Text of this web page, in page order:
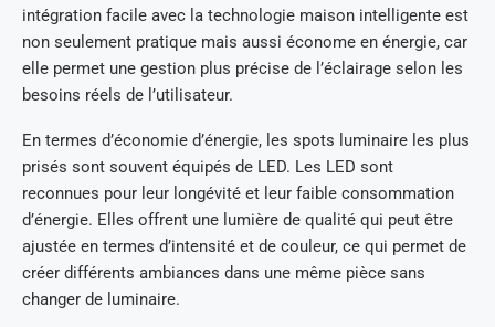
intégration facile avec la technologie maison intelligente est
non seulement pratique mais aussi économe en énergie, car
elle permet une gestion plus précise de l’éclairage selon les
besoins réels de l’utilisateur.
En termes d’économie d’énergie, les spots luminaire les plus
prisés sont souvent équipés de LED. Les LED sont
reconnues pour leur longévité et leur faible consommation
d’énergie. Elles offrent une lumière de qualité qui peut être
ajustée en termes d’intensité et de couleur, ce qui permet de
créer différents ambiances dans une même pièce sans
changer de luminaire.